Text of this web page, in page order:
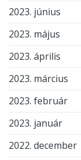
2023. június
2023. május
2023. április
2023. március
2023. február
2023. január
2022. december